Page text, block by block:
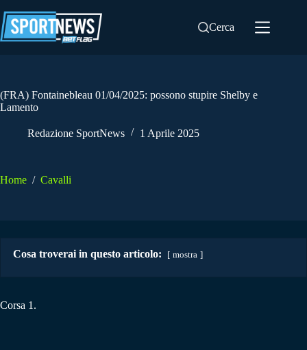
al
contenuto
Cerca
(FRA) Fontainebleau 01/04/2025: possono stupire Shelby e
Lamento
Redazione SportNews 1 Aprile 2025
Home / Cavalli
Cosa troverai in questo articolo: mostra
Corsa 1.